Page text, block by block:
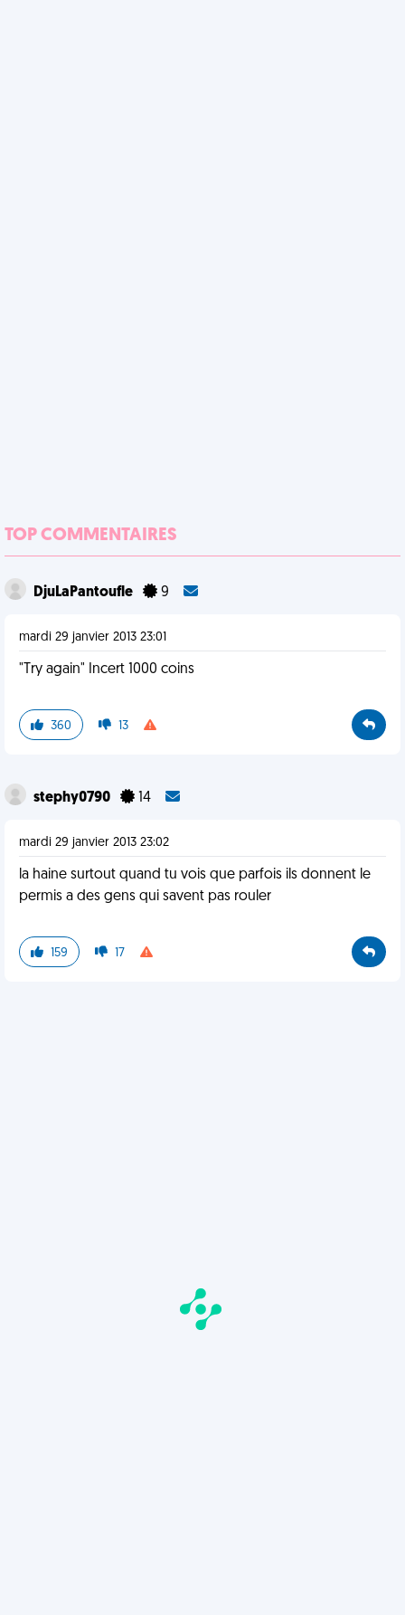
TOP COMMENTAIRES
DjuLaPantoufle 9
mardi 29 janvier 2013 23:01
"Try again" Incert 1000 coins
360 13
stephy0790 14
mardi 29 janvier 2013 23:02
la haine surtout quand tu vois que parfois ils donnent le
permis a des gens qui savent pas rouler
159 17